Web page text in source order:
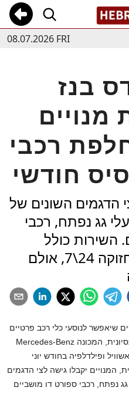
08.07.2026 FRI
בנז
מנויים
רכבי
חודשי
הדגמים השונים של
גג נפתח, רכבי
השירות כולל
ביטוח, שירותי רכב ותחזוקה 24\7, אולם
שיאפשר לנוסעי כלי רכב פרטיים
המכונה Mercedes-Benz
ופילדלפיה בחודש יוני
המנויים יקבלו גישה לצי הדגמים
נפתח, רכבי ספורט דו מושביים